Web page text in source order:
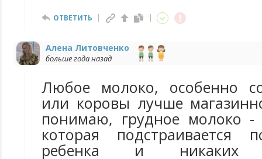
ОТВЕТИТЬ
Алена Литовченко
больше года назад
Любое молоко, особенно
или коровы лучше
понимаю, грудное молоко -
которая подстраивается
ребенка и никаких